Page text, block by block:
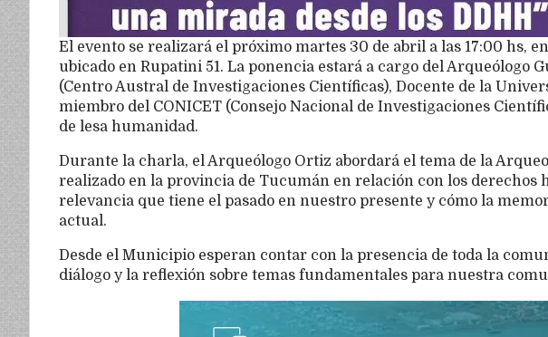
El evento se realizará el próximo martes 30 de abril a las 17:00 hs,
ubicado en Rupatini 51. La ponencia estará a cargo del Arqueólogo
(Centro Austral de Investigaciones Científicas), Docente de la
miembro del CONICET (Consejo Nacional de Investigaciones
de lesa humanidad.
Durante la charla, el Arqueólogo Ortiz abordará el tema de la
realizado en la provincia de Tucumán en relación con los derechos
relevancia que tiene el pasado en nuestro presente y cómo la
actual.
Desde el Municipio esperan contar con la presencia de toda la
diálogo y la reflexión sobre temas fundamentales para nuestra